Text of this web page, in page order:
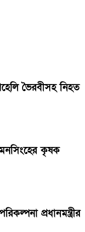
ভৈরবীসহ নিহত
কৃষক
প্রধানমন্ত্রীর